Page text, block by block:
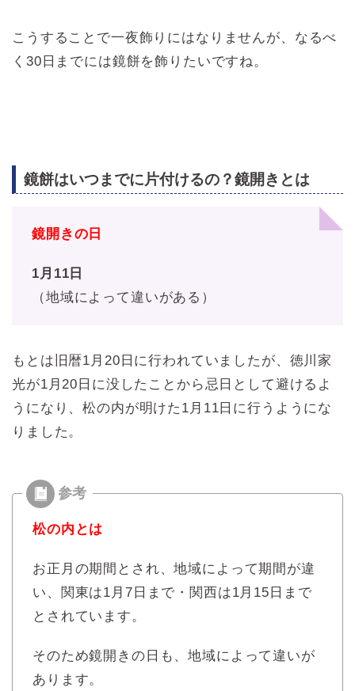
こうすることで一夜飾りにはなりませんが、なるべ
く30日までには鏡餅を飾りたいですね。
鏡餅はいつまでに片付けるの？鏡開きとは
鏡開きの日
1月11日
（地域によって違いがある）
もとは旧暦1月20日に行われていましたが、徳川家
光が1月20日に没したことから忌日として避けるよ
うになり、松の内が明けた1月11日に行うようにな
りました。
松の内とは
お正月の期間とされ、地域によって期間が違
い、関東は1月7日まで・関西は1月15日まで
とされています。
そのため鏡開きの日も、地域によって違いが
あります。